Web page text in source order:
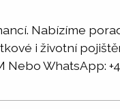
Nabízíme
i životní
Nebo WhatsApp: